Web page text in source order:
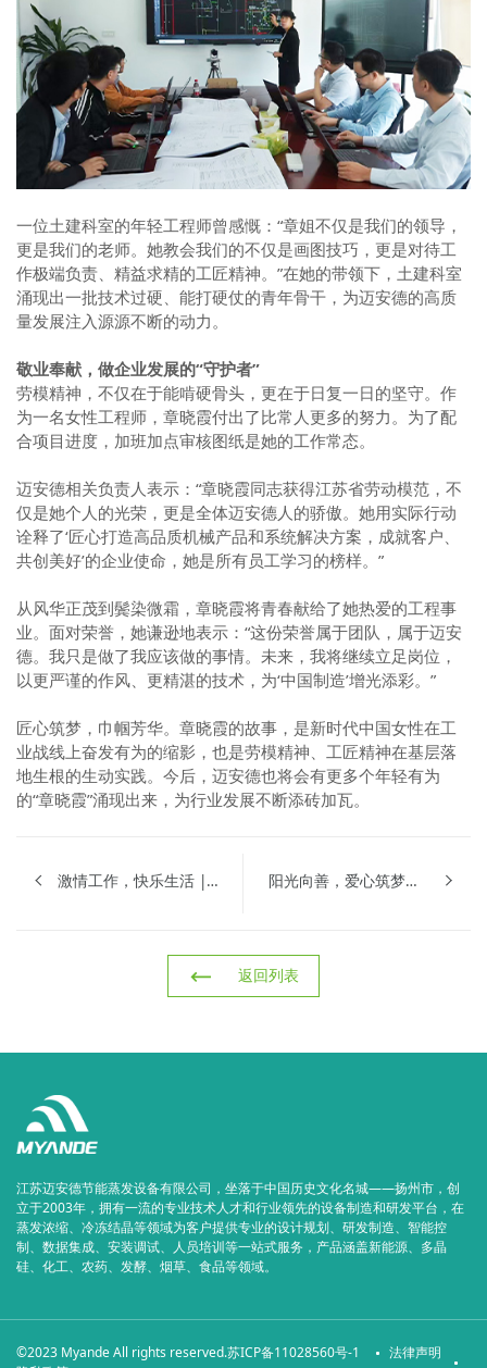
一位土建科室的年轻工程师曾感慨：“章姐不仅是我们的领导，
更是我们的老师。她教会我们的不仅是画图技巧，更是对待工
作极端负责、精益求精的工匠精神。”在她的带领下，土建科室
涌现出一批技术过硬、能打硬仗的青年骨干，为迈安德的高质
量发展注入源源不断的动力。
敬业奉献，做企业发展的“守护者”
劳模精神，不仅在于能啃硬骨头，更在于日复一日的坚守。作
为一名女性工程师，章晓霞付出了比常人更多的努力。为了配
合项目进度，加班加点审核图纸是她的工作常态。
迈安德相关负责人表示：“章晓霞同志获得江苏省劳动模范，不
仅是她个人的光荣，更是全体迈安德人的骄傲。她用实际行动
诠释了‘匠心打造高品质机械产品和系统解决方案，成就客户、
共创美好’的企业使命，她是所有员工学习的榜样。”
从风华正茂到鬓染微霜，章晓霞将青春献给了她热爱的工程事
业。面对荣誉，她谦逊地表示：“这份荣誉属于团队，属于迈安
德。我只是做了我应该做的事情。未来，我将继续立足岗位，
以更严谨的作风、更精湛的技术，为‘中国制造’增光添彩。”
匠心筑梦，巾帼芳华。章晓霞的故事，是新时代中国女性在工
业战线上奋发有为的缩影，也是劳模精神、工匠精神在基层落
地生根的生动实践。今后，迈安德也将会有更多个年轻有为
的“章晓霞”涌现出来，为行业发展不断添砖加瓦。
激情工作，快乐生活 | “迈安德杯”2026年扬州市城市篮球联赛开幕 阳光向善，爱心筑梦育未来 | 迈安德助力“邗绥公益行动”
返回列表
江苏迈安德节能蒸发设备有限公司，坐落于中国历史文化名城——扬州市，创
立于2003年，拥有一流的专业技术人才和行业领先的设备制造和研发平台，在
蒸发浓缩、冷冻结晶等领域为客户提供专业的设计规划、研发制造、智能控
制、数据集成、安装调试、人员培训等一站式服务，产品涵盖新能源、多晶
硅、化工、农药、发酵、烟草、食品等领域。
©2023 Myande All rights reserved.苏ICP备11028560号-1
法律声明